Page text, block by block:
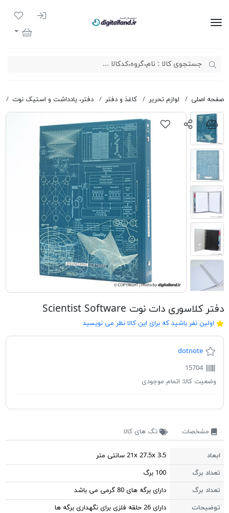
ورود به
لیست
سبد خرید
صفحه اصلی لوازم تحریر کاغذ و دفتر دفتر، یادداشت و استیک نوت
دفتر کلاسوری دات نوت Scientist Software
اولین نفر باشید که برای این کالا نظر می نویسید
dotnote
15704
وضعیت کالا: اتمام موجودی
مشخصات تگ های کالا
ابعاد
21x 27.5x 3.5 سانتی متر
تعداد برگ
100 برگ
تعداد برگ
دارای برگه های 80 گرمی می باشد
توضیحات
دارای 26 حلقه فلزی برای نگهداری برگه ها